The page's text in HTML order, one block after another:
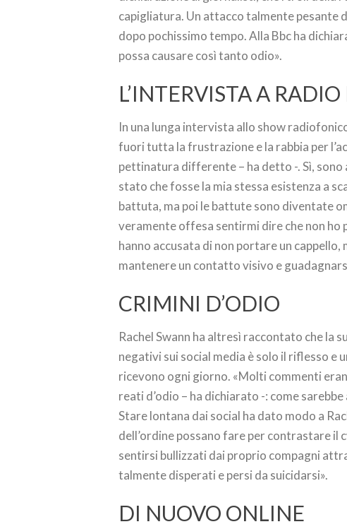
capigliatura. Un attacco talmente pesante
dopo pochissimo tempo. Alla Bbc ha
possa causare così tanto odio».
L’INTERVISTA A
In una lunga intervista allo show
fuori tutta la frustrazione e la rabbia per
pettinatura differente – ha detto -. Sì, sono
stato che fosse la mia stessa esistenza a
battuta, ma poi le battute sono diventate
veramente offesa sentirmi dire che non ho
hanno accusata di non portare un
mantenere un contatto visivo e
CRIMINI D’ODIO
Rachel Swann ha altresì raccontato che la
negativi sui social media è solo il riflesso e
ricevono ogni giorno. «Molti commenti
reati d’odio – ha dichiarato -: come
Stare lontana dai social ha dato modo a
dell’ordine possano fare per contrastare il
sentirsi bullizzati dai proprio compagni
talmente disperati e persi da suicidarsi».
DI NUOVO ONLINE